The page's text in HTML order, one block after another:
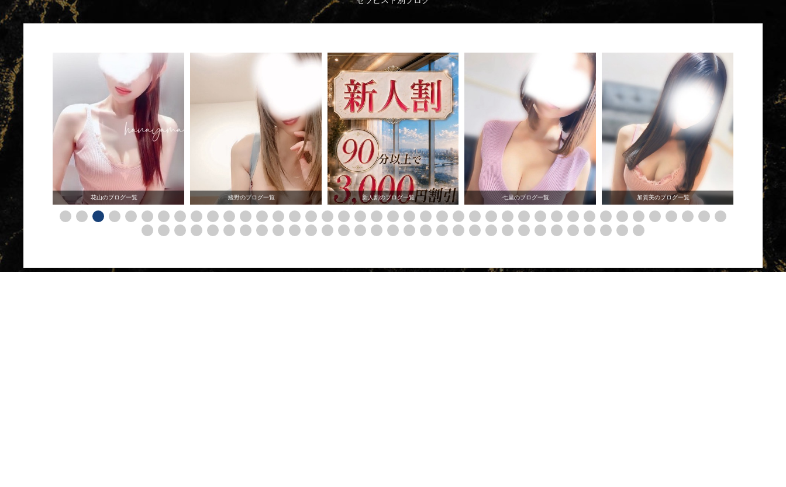
花山のブログ一覧 綾野のブログ一覧 新人割のブログ一覧 七里のブログ一覧 加賀美のブログ一覧